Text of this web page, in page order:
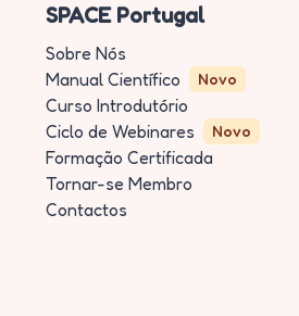
SPACE Portugal
Sobre Nós
Manual Científico
Novo
Curso Introdutório
Ciclo de Webinares
Novo
Formação Certificada
Tornar-se Membro
Contactos